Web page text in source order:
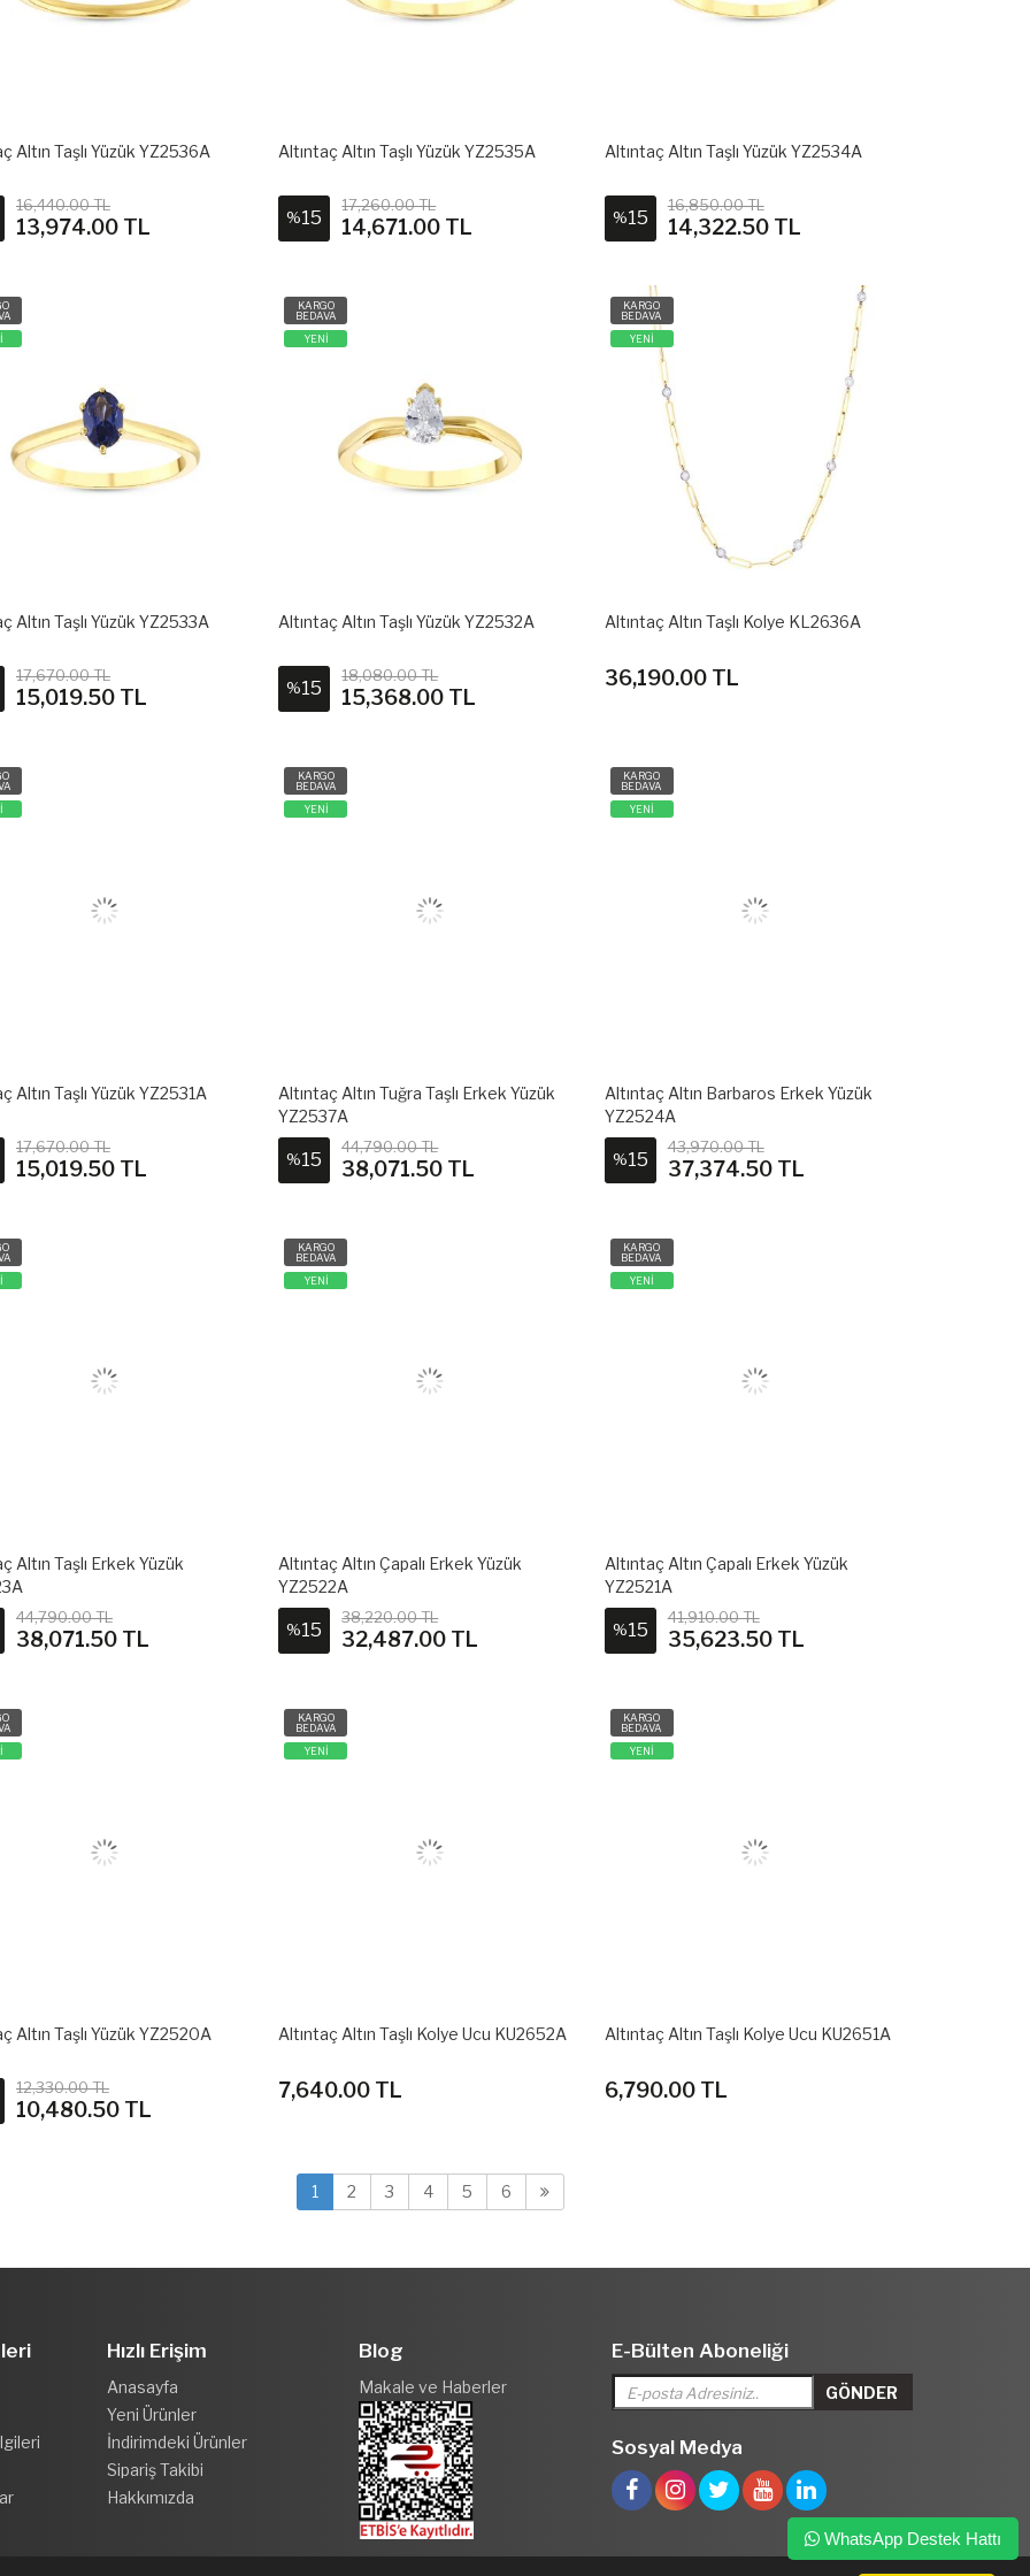
Altın Taşlı Yüzük YZ2536A
16,440.00 TL
13,974.00 TL
Altıntaç Altın Taşlı Yüzük YZ2535A
%15
17,260.00 TL
14,671.00 TL
Altıntaç Altın Taşlı Yüzük YZ2534A
%15
16,850.00 TL
14,322.50 TL
Altın Taşlı Yüzük YZ2533A
17,670.00 TL
15,019.50 TL
KARGO
BEDAVA
YENİ
Altıntaç Altın Taşlı Yüzük YZ2532A
%15
18,080.00 TL
15,368.00 TL
KARGO
BEDAVA
YENİ
Altıntaç Altın Taşlı Kolye KL2636A
36,190.00 TL
Altın Taşlı Yüzük YZ2531A
17,670.00 TL
15,019.50 TL
KARGO
BEDAVA
YENİ
Altıntaç Altın Tuğra Taşlı Erkek Yüzük
YZ2537A
%15
44,790.00 TL
38,071.50 TL
KARGO
BEDAVA
YENİ
Altıntaç Altın Barbaros Erkek Yüzük
YZ2524A
%15
43,970.00 TL
37,374.50 TL
Altın Taşlı Erkek Yüzük
44,790.00 TL
38,071.50 TL
KARGO
BEDAVA
YENİ
Altıntaç Altın Çapalı Erkek Yüzük
YZ2522A
%15
38,220.00 TL
32,487.00 TL
KARGO
BEDAVA
YENİ
Altıntaç Altın Çapalı Erkek Yüzük
YZ2521A
%15
41,910.00 TL
35,623.50 TL
Altın Taşlı Yüzük YZ2520A
12,330.00 TL
10,480.50 TL
KARGO
BEDAVA
YENİ
Altıntaç Altın Taşlı Kolye Ucu KU2652A
7,640.00 TL
KARGO
BEDAVA
YENİ
Altıntaç Altın Taşlı Kolye Ucu KU2651A
6,790.00 TL
1 2 3 4 5 6
Hızlı Erişim
Anasayfa
Yeni Ürünler
İndirimdeki Ürünler
Sipariş Takibi
Hakkımızda
Blog
Makale ve Haberler
E-Bülten Aboneliği
Sosyal Medya
WhatsApp Destek Hattı